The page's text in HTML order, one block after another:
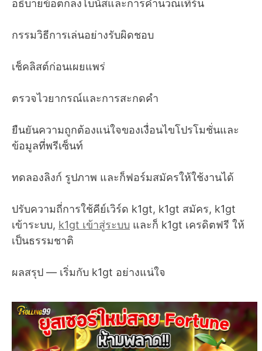
อธิบายข้อตกลงโบนัสและการคำนวณเทิร์น
กรรมวิธีการเล่นอย่างรับผิดชอบ
เช็คลิสต์ก่อนเผยแพร่
ตรวจไวยากรณ์และการสะกดคำ
ยืนยันความถูกต้องแน่ใจของเงื่อนไขโปรโมชั่นและ
ข้อมูลที่พรีเซ็นท์
ทดลองลิงก์ รูปภาพ และก็ฟอร์มสมัครให้ใช้งานได้
ปรับความถี่การใช้คีย์เวิร์ด k1gt, k1gt สมัคร, k1gt
เข้าระบบ, k1gt เข้าสู่ระบบ และก็ k1gt เครดิตฟรี ให้
เป็นธรรมชาติ
ผลสรุป — เริ่มกับ k1gt อย่างแน่ใจ